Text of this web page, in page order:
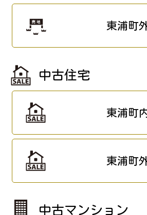
東浦町
中古住宅
東浦町
東浦町
中古マンション